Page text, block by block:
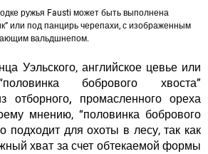
ружья Fausti может быть выполнена
или под панцирь черепахи, с изображенным
вальдшнепом.
Уэльского, английское цевье или
бобрового хвоста”
отборного, промасленного ореха
мнению, “половинка бобрового
подходит для охоты в лесу, так как
хват за счет обтекаемой формы